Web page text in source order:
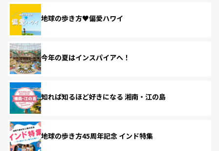
地球の歩き方♥偏愛ハワイ
今年の夏はインスパイアへ！
知れば知るほど好きになる 湘南・江の島
地球の歩き方45周年記念 インド特集